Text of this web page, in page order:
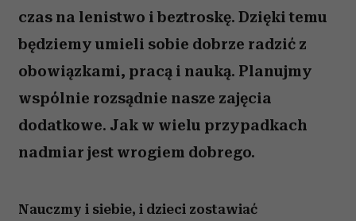
czas na lenistwo i beztroskę. Dzięki temu
będziemy umieli sobie dobrze radzić z
obowiązkami, pracą i nauką. Planujmy
wspólnie rozsądnie nasze zajęcia
dodatkowe. Jak w wielu przypadkach
nadmiar jest wrogiem dobrego.
Nauczmy i siebie, i dzieci zostawiać